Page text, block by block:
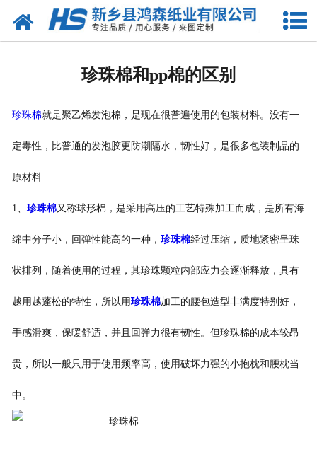
网站首页
资质荣誉
公司风采
联系我们
珍珠棉和pp棉的区别
珍珠棉就是聚乙烯发泡棉，是现在很普遍使用的包装材料。没有一
定毒性，比普通的发泡胶更防潮隔水，韧性好，是很多包装制品的
原材料
1、 珍珠棉又称球形棉，是采用高压的工艺特殊加工而成，是所有海
绵中分子小，回弹性能高的一种， 珍珠棉经过压缩，质地紧密呈珠
状排列，随着使用的过程，其珍珠颗粒内部应力会逐渐释放，具有
越用越蓬松的特性，所以用珍珠棉加工的腰包造型丰满度特别好，
手感滑爽，保暖舒适，并且回弹力很有韧性。但珍珠棉的成本较昂
贵，所以一般只用于使用频率高，使用破坏力强的小抱枕和腰枕当
中。